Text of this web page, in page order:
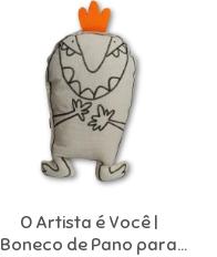
O Artista é Você |
Boneco de Pano para